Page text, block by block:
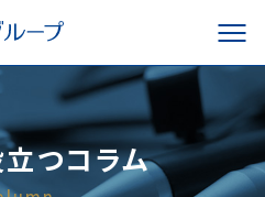
つコラム